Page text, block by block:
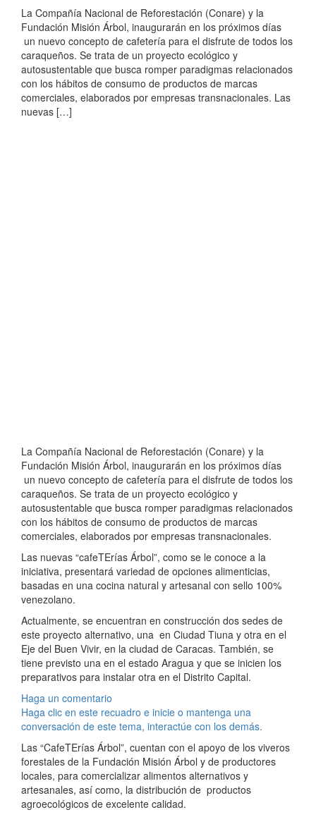
La Compañía Nacional de Reforestación (Conare) y la
Fundación Misión Árbol, inaugurarán en los próximos días
un nuevo concepto de cafetería para el disfrute de todos los
caraqueños. Se trata de un proyecto ecológico y
autosustentable que busca romper paradigmas relacionados
con los hábitos de consumo de productos de marcas
comerciales, elaborados por empresas transnacionales. Las
nuevas […]
La Compañía Nacional de Reforestación (Conare) y la
Fundación Misión Árbol, inaugurarán en los próximos días
un nuevo concepto de cafetería para el disfrute de todos los
caraqueños. Se trata de un proyecto ecológico y
autosustentable que busca romper paradigmas relacionados
con los hábitos de consumo de productos de marcas
comerciales, elaborados por empresas transnacionales.
Las nuevas “cafeTErías Árbol”, como se le conoce a la
iniciativa, presentará variedad de opciones alimenticias,
basadas en una cocina natural y artesanal con sello 100%
venezolano.
Actualmente, se encuentran en construcción dos sedes de
este proyecto alternativo, una en Ciudad Tiuna y otra en el
Eje del Buen Vivir, en la ciudad de Caracas. También, se
tiene previsto una en el estado Aragua y que se inicien los
preparativos para instalar otra en el Distrito Capital.
Haga un comentario
Haga clic en este recuadro e inicie o mantenga una
conversación de este tema, interactúe con los demás.
Las “CafeTErías Árbol”, cuentan con el apoyo de los viveros
forestales de la Fundación Misión Árbol y de productores
locales, para comercializar alimentos alternativos y
artesanales, así como, la distribución de productos
agroecológicos de excelente calidad.